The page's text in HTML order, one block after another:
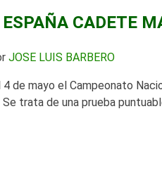
CADETE
JOSE LUIS BARBERO
de mayo el Campeonato
trata de una prueba